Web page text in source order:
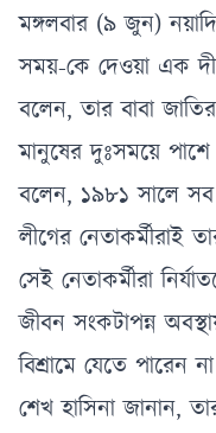
মঙ্গলবার (৯ জুন)
সময়-কে দেওয়া এক
বলেন, তার বাবা
মানুষের দুঃসময়ে পাশে
বলেন, ১৯৮১ সালে সব
লীগের নেতাকর্মীরাই
সেই নেতাকর্মীরা
জীবন সংকটাপন্ন
বিশ্রামে যেতে পারেন
শেখ হাসিনা জানান,